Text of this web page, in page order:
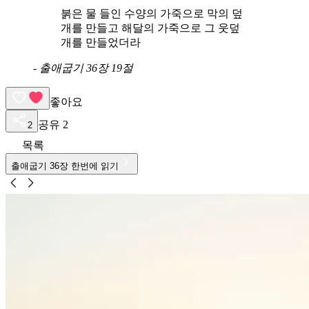
붉은 물 들인 수양의 가죽으로 막의 덮
개를 만들고 해달의 가죽으로 그 웃덮
개를 만들었더라
- 출애굽기 36장 19절
좋아요
2 공유 2
목록
출애굽기 36장 한번에 읽기